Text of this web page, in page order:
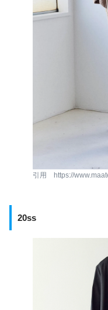
引用 https://
20ss